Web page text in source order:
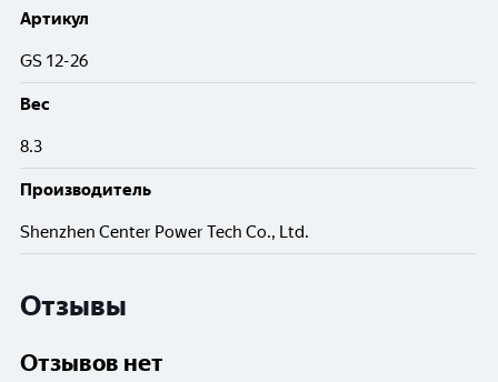
Артикул
GS 12-26
Вес
8.3
Производитель
Shenzhen Center Power Tech Co., Ltd.
Отзывы
Отзывов нет